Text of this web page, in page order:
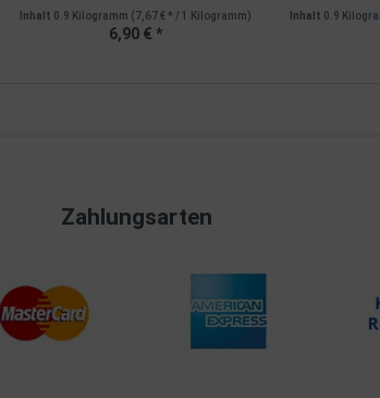
Inhalt 0.9 Kilogramm (7,67 € * / 1 Kilogramm)
6,90 € *
Inhalt 0.9
Zahlungsarten